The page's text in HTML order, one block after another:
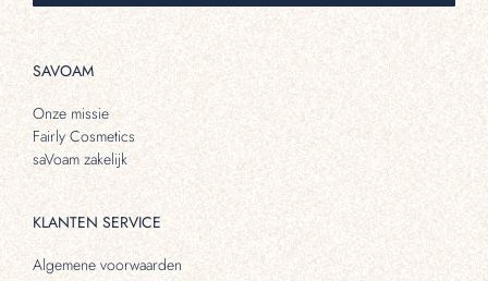
SAVOAM
Onze missie
Fairly Cosmetics
saVoam zakelijk
KLANTEN SERVICE
Algemene voorwaarden